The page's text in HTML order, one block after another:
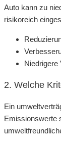
Auto kann zu
risikoreich
Niedrigere
2. Welche
Ein
Emissionswerte